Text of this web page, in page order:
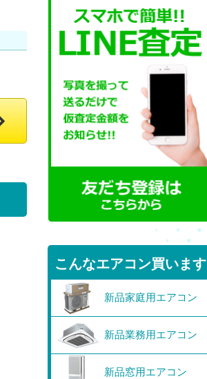
こんなエアコン買います
新品家庭用エアコン
新品業務用エアコン
新品窓用エアコン